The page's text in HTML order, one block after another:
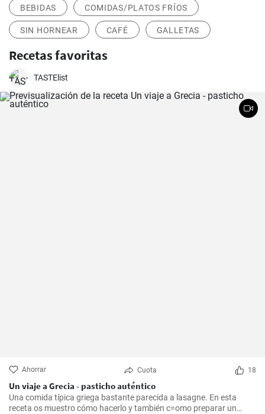
BEBIDAS COMIDAS/PLATOS FRÍOS
SIN HORNEAR CAFÉ GALLETAS
Recetas favoritas
TASTElist
Ahorrar Cuota 18
Un viaje a Grecia - pasticho auténtico
Una comida típica griega bastante parecida a lasagne. En esta
receta os muestro cómo hacerlo y también c=omo preparar un